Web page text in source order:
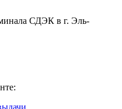
СДЭК в г. Эль-